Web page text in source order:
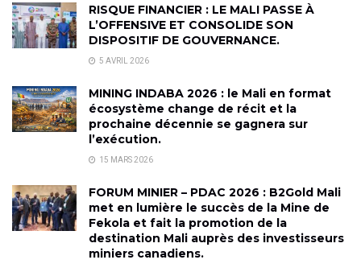
RISQUE FINANCIER : LE MALI PASSE À
L’OFFENSIVE ET CONSOLIDE SON
DISPOSITIF DE GOUVERNANCE.
5 AVRIL 2026
MINING INDABA 2026 : le Mali en format
écosystème change de récit et la
prochaine décennie se gagnera sur
l’exécution.
15 MARS 2026
FORUM MINIER – PDAC 2026 : B2Gold Mali
met en lumière le succès de la Mine de
Fekola et fait la promotion de la
destination Mali auprès des investisseurs
miniers canadiens.